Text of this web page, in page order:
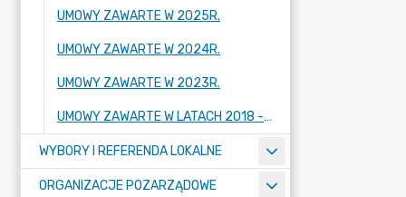
UMOWY ZAWARTE W 2025R.
UMOWY ZAWARTE W 2024R.
UMOWY ZAWARTE W 2023R.
UMOWY ZAWARTE W LATACH 2018 - 2022
WYBORY I REFERENDA LOKALNE
ORGANIZACJE POZARZĄDOWE